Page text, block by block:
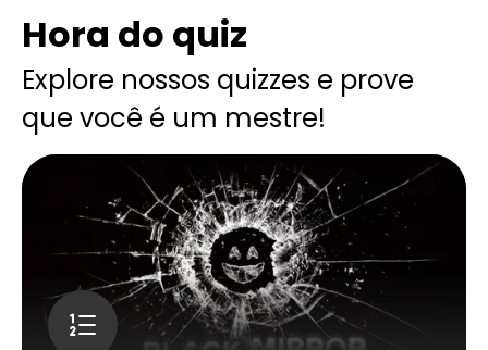
Hora do quiz
Explore nossos quizzes e prove
que você é um mestre!